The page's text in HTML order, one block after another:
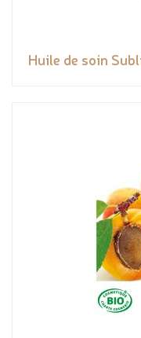
Huile de soin